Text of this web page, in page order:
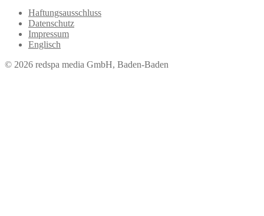
Haftungsausschluss
Datenschutz
Impressum
Englisch
© 2026 redspa media GmbH, Baden-Baden